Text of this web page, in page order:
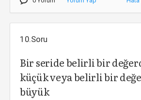
10.Soru
Bir seride belirli bir
küçük veya belirli bir
büyük